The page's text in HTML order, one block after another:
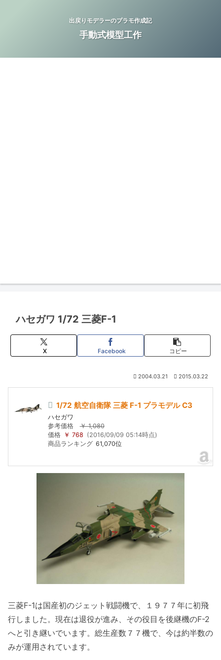
出戻りモデラーのプラモ作成記
手動式模型工作
ハセガワ 1/72 三菱F-1
X Facebook コピー
2004.03.21 2015.03.22
1/72 航空自衛隊 三菱 F-1 プラモデル C3
ハセガワ
参考価格
￥ 1,080
価格 ￥ 768 (2016/09/09 05:14時点)
商品ランキング 61,070位
三菱F-1は国産初のジェット戦闘機で、１９７７年に初飛
行しました。現在は退役が進み、その役目を後継機のF-2
へと引き継いでいます。総生産数７７機で、今は約半数の
みが運用されています。